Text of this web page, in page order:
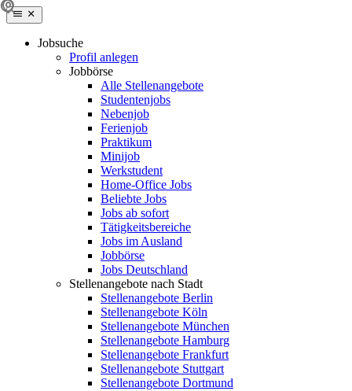
Jobsuche
Profil anlegen
Jobbörse
Alle Stellenangebote
Studentenjobs
Nebenjob
Ferienjob
Praktikum
Minijob
Werkstudent
Home-Office Jobs
Beliebte Jobs
Jobs ab sofort
Tätigkeitsbereiche
Jobs im Ausland
Jobbörse
Jobs Deutschland
Stellenangebote nach Stadt
Stellenangebote Berlin
Stellenangebote Köln
Stellenangebote München
Stellenangebote Hamburg
Stellenangebote Frankfurt
Stellenangebote Stuttgart
Stellenangebote Dortmund